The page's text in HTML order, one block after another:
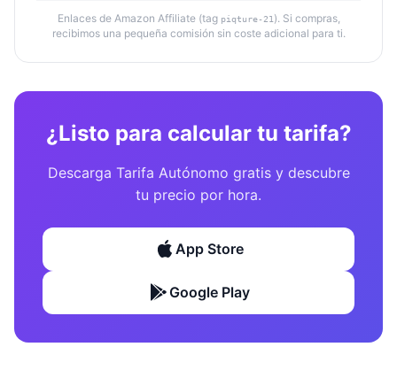
Enlaces de Amazon Affiliate (tag piqture-21 ). Si compras,
recibimos una pequeña comisión sin coste adicional para ti.
¿Listo para calcular tu tarifa?
Descarga Tarifa Autónomo gratis y descubre
tu precio por hora.
App Store
Google Play